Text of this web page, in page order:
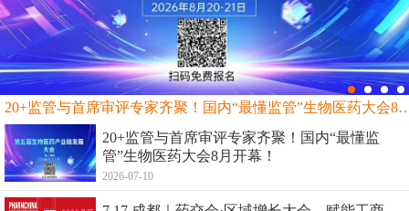
20+监管与首席审评专家齐聚！国内“最
20+监管与首席审评专家齐聚！国内“最懂监
管”生物医药大会8月开幕！
2026-07-10